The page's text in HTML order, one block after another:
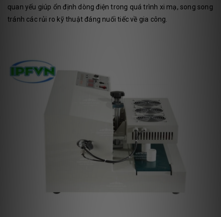
quan yếu giúp ổn định dòng điện trong quá trình xi mạ, song song
tránh các rủi ro kỹ thuật đáng nuối tiếc về gia công.